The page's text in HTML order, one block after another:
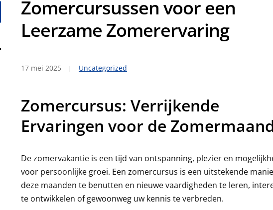
Zomercursussen voor een
Leerzame Zomerervaring
17 mei 2025 Uncategorized
Zomercursus: Verrijkende
Ervaringen voor de
De zomervakantie is een tijd van ontspanning, plezier en
voor persoonlijke groei. Een zomercursus is een uitstekende
deze maanden te benutten en nieuwe vaardigheden te leren,
te ontwikkelen of gewoonweg uw kennis te verbreden.